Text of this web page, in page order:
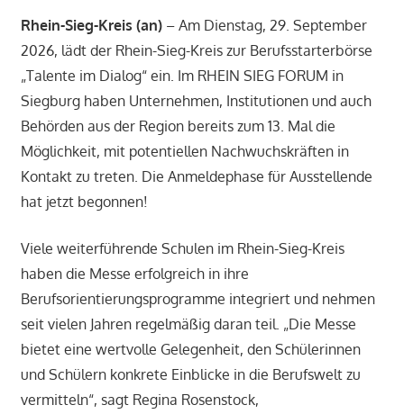
Rhein-Sieg-Kreis (an)– Am Dienstag, 29. September
2026, lädt der Rhein-Sieg-Kreis zur Berufsstarterbörse
„Talente im Dialog“ ein. Im RHEIN SIEG FORUM in
Siegburg haben Unternehmen, Institutionen und auch
Behörden aus der Region bereits zum 13. Mal die
Möglichkeit, mit potentiellen Nachwuchskräften in
Kontakt zu treten. Die Anmeldephase für Ausstellende
hat jetzt begonnen!
Viele weiterführende Schulen im Rhein-Sieg-Kreis
haben die Messe erfolgreich in ihre
Berufsorientierungsprogramme integriert und nehmen
seit vielen Jahren regelmäßig daran teil. „Die Messe
bietet eine wertvolle Gelegenheit, den Schülerinnen
und Schülern konkrete Einblicke in die Berufswelt zu
vermitteln“, sagt Regina Rosenstock,